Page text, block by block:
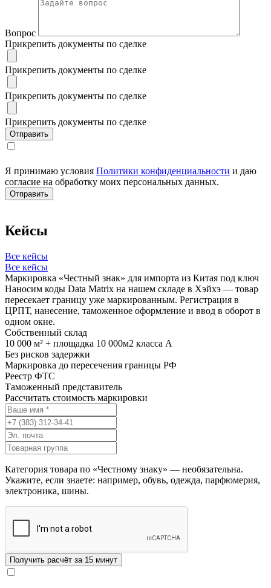
Вопрос
Прикрепить документы по сделке
Прикрепить документы по сделке
Прикрепить документы по сделке
Прикрепить документы по сделке
Я принимаю условия Политики конфиденциальности и даю
согласие на обработку моих персональных данных.
Кейсы
Все кейсы
Все кейсы
Маркировка «Честный знак» для импорта из Китая под ключ
Наносим коды Data Matrix на нашем складе в Хэйхэ — товар
пересекает границу уже маркированным. Регистрация в
ЦРПТ, нанесение, таможенное оформление и ввод в оборот в
одном окне.
Собственный склад
10 000 м² + площадка 10 000м2 класса А
Без рисков задержки
Маркировка до пересечения границы РФ
Реестр ФТС
Таможенный представитель
Рассчитать стоимость маркировки
Категория товара по «Честному знаку» — необязательна.
Укажите, если знаете: например, обувь, одежда, парфюмерия,
электроника, шины.